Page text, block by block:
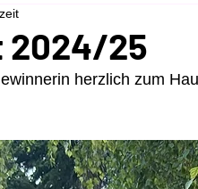
2024/25
herzlich zum